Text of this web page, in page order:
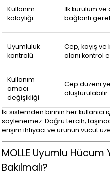
Kullanım
kolaylığı
İlk kurulum ve
bağlantı
Uyumluluk
kontrolü
Cep, kayış ve
alanı kontrol
Kullanım
amacı
değişikliği
Cep düzeni
oluşturulabilir.
İki sistemden birinin her
söylenemez. Doğru tercih;
erişim ihtiyacı ve ürünün vücut
MOLLE Uyumlu
Bakılmalı?